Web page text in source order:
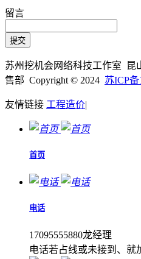
留言
苏州挖机会网络科技工作室 昆
售部 Copyright © 2024 苏ICP备
友情链接 工程造价|
首页
电话
17095555880龙经理
电话若占线或未接到、就